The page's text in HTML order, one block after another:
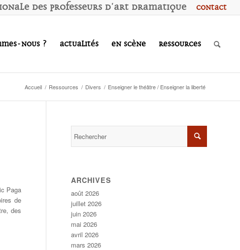
Contact
des Professeurs d'Art Dramatique
nous ? Actualités En scène Ressources
Accueil / Ressources / Divers / Enseigner le théâtre / Enseigner la liberté
Paga
de
des
ARCHIVES
août 2026
juillet 2026
juin 2026
mai 2026
avril 2026
mars 2026